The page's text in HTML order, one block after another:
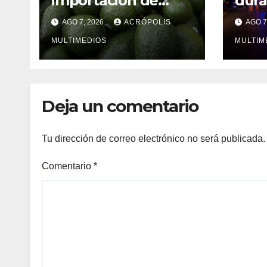
aguacate por
amenazas
AGO 7, 2026 ACRÓPOLIS
MULTIMEDIOS
enAGO
Deja un comentario
Tu dirección de correo electrónico no será publicada.
Comentario *